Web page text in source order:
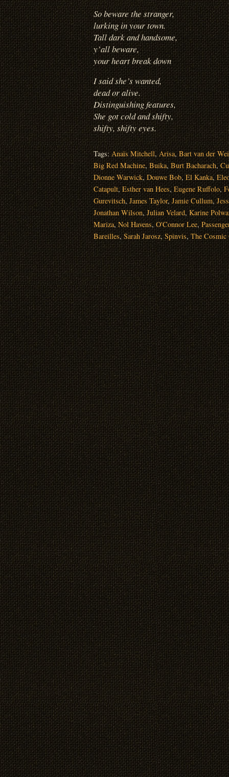
So beware the stranger,
lurking in your town.
Tall dark and handsome,
y’all beware,
your heart break down
I said she’s wanted,
dead or alive.
Distinguishing features,
She got cold and shifty,
shifty, shifty eyes.
Tags:Anaïs Mitchell,Arisa,Bart van der
Big Red Machine,Buika,Burt Bacharach,
Dionne Warwick,Douwe Bob,El Kanka,
Catapult,Esther van Hees,Eugene Ruffolo,
Gurevitsch,James Taylor, Jamie Cullum,
Jonathan Wilson,Julian Velard,Karine
Mariza,Nol Havens,O'Connor Lee,
Bareilles,Sarah Jarosz,Spinvis,The Cosmic